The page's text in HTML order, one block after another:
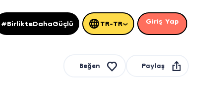
#BirlikteDahaGüçlü TR-TR Giriş Yap
Beğen Paylaş